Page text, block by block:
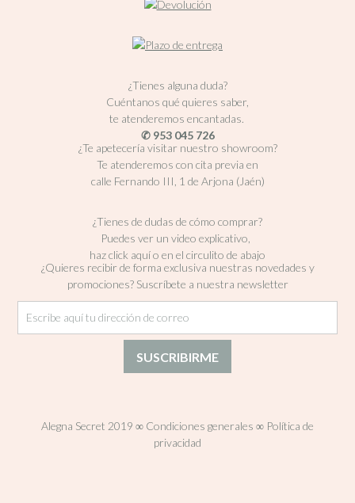
¿Tienes alguna duda?
Cuéntanos qué quieres saber,
te atenderemos encantadas.
✆ 953 045 726
¿Te apetecería visitar nuestro showroom?
Te atenderemos con cita previa en
calle Fernando III, 1 de Arjona (Jaén)
¿Tienes de dudas de cómo comprar?
Puedes ver un video explicativo,
haz click aquí o en el circulito de abajo
¿Quieres recibir de forma exclusiva nuestras novedades y
promociones? Suscríbete a nuestra newsletter
Alegna Secret 2019 ∞ Condiciones generales ∞ Política de
privacidad